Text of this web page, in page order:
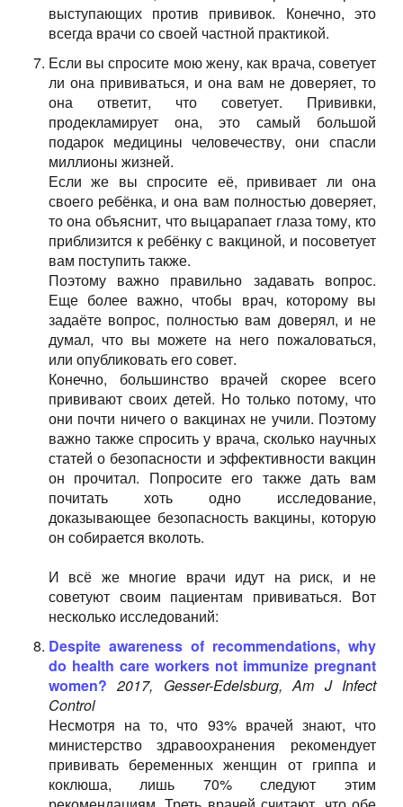
выступающих против прививок. Конечно, это
всегда врачи со своей частной практикой.
Если вы спросите мою жену, как врача, советует
ли она прививаться, и она вам не доверяет, то
она ответит, что советует. Прививки,
продекламирует она, это самый большой
подарок медицины человечеству, они спасли
миллионы жизней.
Если же вы спросите её, прививает ли она
своего ребёнка, и она вам полностью доверяет,
то она объяснит, что выцарапает глаза тому, кто
приблизится к ребёнку с вакциной, и посоветует
вам поступить также.
Поэтому важно правильно задавать вопрос.
Еще более важно, чтобы врач, которому вы
задаёте вопрос, полностью вам доверял, и не
думал, что вы можете на него пожаловаться,
или опубликовать его совет.
Конечно, большинство врачей скорее всего
прививают своих детей. Но только потому, что
они почти ничего о вакцинах не учили. Поэтому
важно также спросить у врача, сколько научных
статей о безопасности и эффективности вакцин
он прочитал. Попросите его также дать вам
почитать хоть одно исследование,
доказывающее безопасность вакцины, которую
он собирается вколоть.
И всё же многие врачи идут на риск, и не
советуют своим пациентам прививаться. Вот
несколько исследований:
Despite awareness of recommendations, why
do health care workers not immunize pregnant
women? 2017, Gesser-Edelsburg, Am J Infect
Control
Несмотря на то, что 93% врачей знают, что
министерство здравоохранения рекомендует
прививать беременных женщин от гриппа и
коклюша, лишь 70% следуют этим